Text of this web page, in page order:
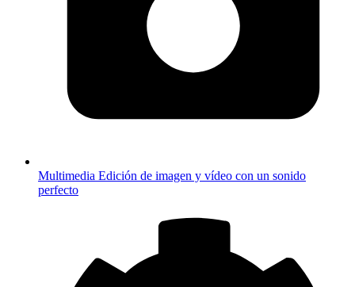
Multimedia Edición de imagen y vídeo con un sonido
perfecto